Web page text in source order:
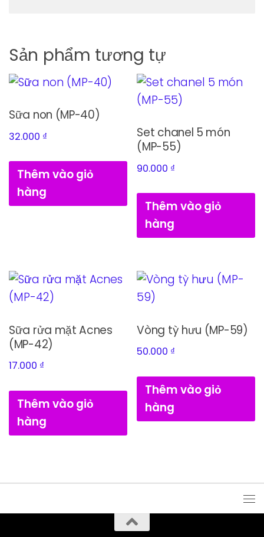
Sản phẩm tương tự
Sữa non (MP-40)
32.000 ₫
Thêm vào giỏ
hàng
Set chanel 5 món
(MP-55)
90.000 ₫
Thêm vào giỏ
hàng
Sữa rửa mặt Acnes
(MP-42)
17.000 ₫
Thêm vào giỏ
hàng
Vòng tỳ hưu (MP-59)
50.000 ₫
Thêm vào giỏ
hàng